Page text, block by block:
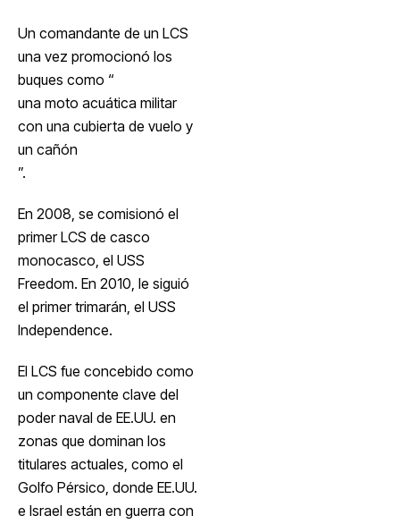
Un comandante de un LCS
una vez promocionó los
buques como “
una moto acuática militar
con una cubierta de vuelo y
un cañón
”.
En 2008, se comisionó el
primer LCS de casco
monocasco, el USS
Freedom. En 2010, le siguió
el primer trimarán, el USS
Independence.
El LCS fue concebido como
un componente clave del
poder naval de EE.UU. en
zonas que dominan los
titulares actuales, como el
Golfo Pérsico, donde EE.UU.
e Israel están en guerra con